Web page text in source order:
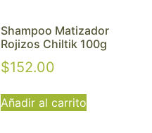
Shampoo Matizador
Rojizos Chiltik 100g
$152.00
Añadir al carrito